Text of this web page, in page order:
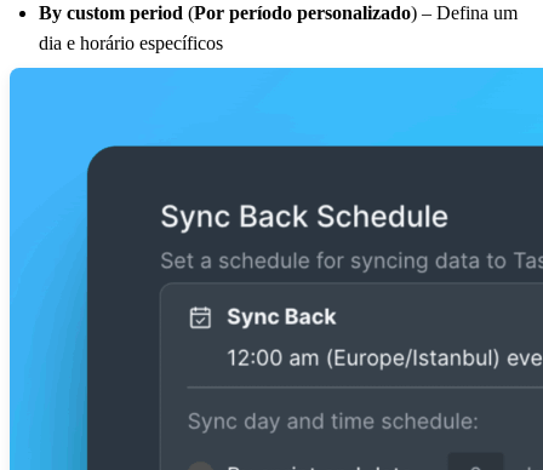
By custom period (Por período personalizado) – Defina um
dia e horário específicos